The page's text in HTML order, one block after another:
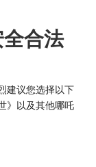
合法
建议您选择以下
》以及其他哪吒